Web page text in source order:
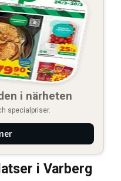
i närheten
specialpriser.
i Varberg